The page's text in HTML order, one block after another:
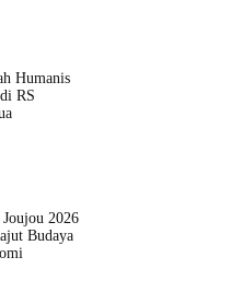
Humanis
RS
2026
Budaya